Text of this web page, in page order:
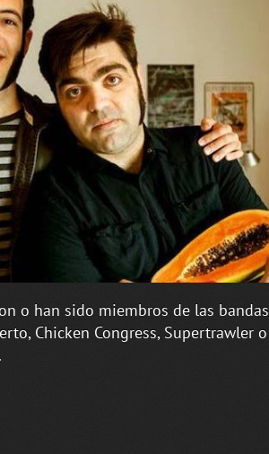
o han sido miembros de las bandas
Chicken Congress, Supertrawler o